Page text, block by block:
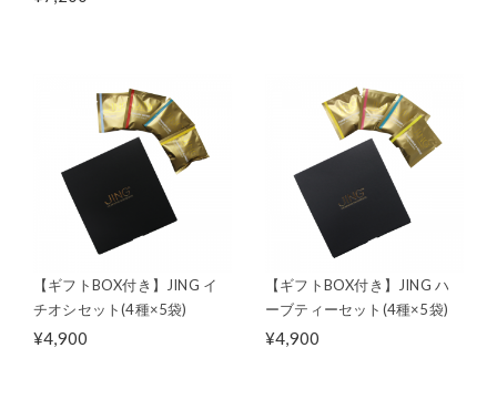
【ギフトBOX付き】JING イ
チオシセット(4種×5袋)
¥4,900
【ギフトBOX付き】JING ハ
ーブティーセット(4種×5袋)
¥4,900